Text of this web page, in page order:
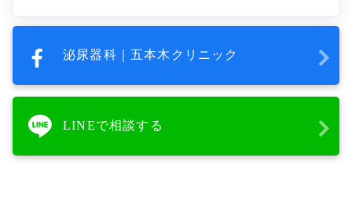
泌尿器科｜五本木クリニック
LINEで相談する